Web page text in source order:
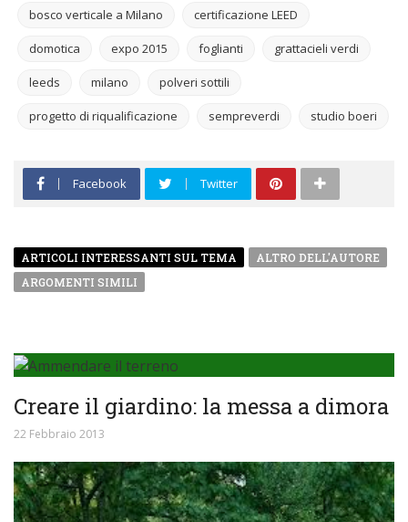
bosco verticale a Milano certificazione LEED
domotica expo 2015 foglianti grattacieli verdi
leeds milano polveri sottili
progetto di riqualificazione sempreverdi studio boeri
Facebook Twitter
ARTICOLI INTERESSANTI SUL TEMA
ALTRO DELL'AUTORE
ARGOMENTI SIMILI
Creare il giardino: la messa a dimora
22 Febbraio 2013